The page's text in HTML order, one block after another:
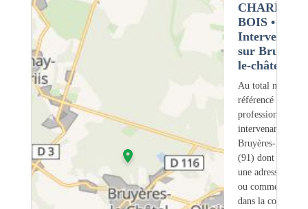
BOIS•
Intervention
sur
le-châtel (91)
Au total nous
référencé
professionnels
intervenant sur
Bruyères-le-
(91) dont
une adresse légale
ou commerciale
dans la commune.